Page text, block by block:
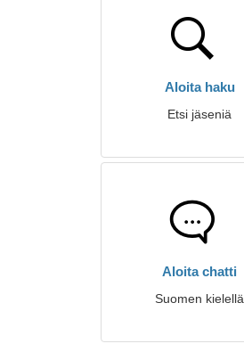
Aloita haku
Etsi jäseniä
Aloita chatti
Suomen kielellä